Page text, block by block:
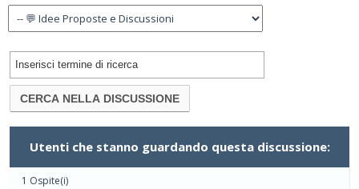
Utenti che stanno guardando questa discussione:
1 Ospite(i)